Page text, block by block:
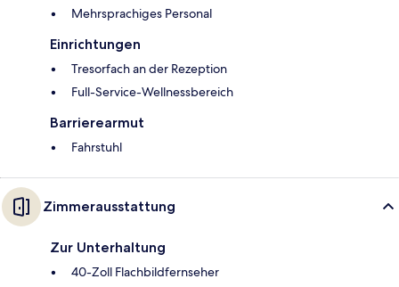
Mehrsprachiges Personal
Einrichtungen
Tresorfach an der Rezeption
Full-Service-Wellnessbereich
Barrierearmut
Fahrstuhl
Zimmerausstattung
Zur Unterhaltung
40-Zoll Flachbildfernseher